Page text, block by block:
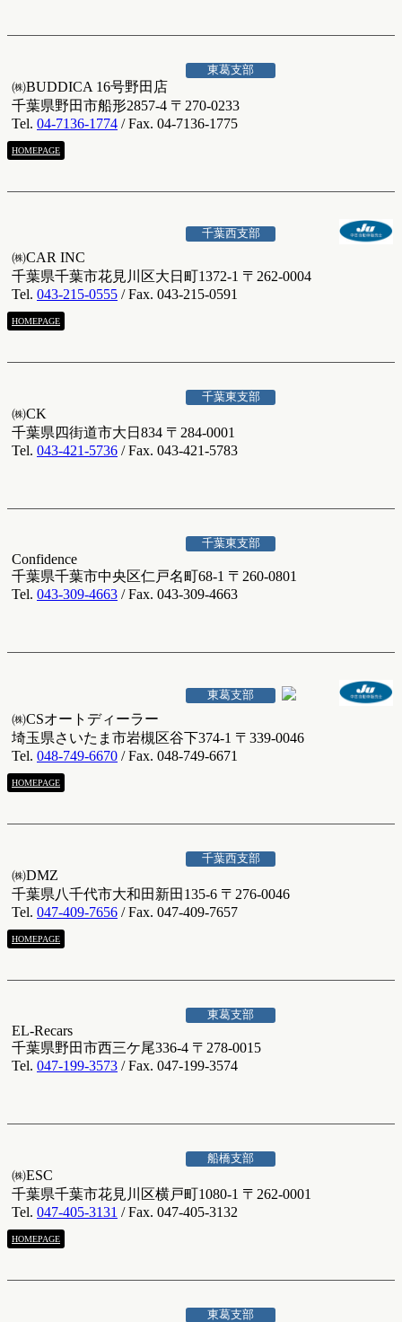
東葛支部
㈱BUDDICA 16号野田店
千葉県野田市船形2857-4 〒270-0233
Tel. 04-7136-1774 / Fax. 04-7136-1775
HOMEPAGE
千葉西支部
㈱CAR INC
千葉県千葉市花見川区大日町1372-1 〒262-0004
Tel. 043-215-0555 / Fax. 043-215-0591
HOMEPAGE
千葉東支部
㈱CK
千葉県四街道市大日834 〒284-0001
Tel. 043-421-5736 / Fax. 043-421-5783
千葉東支部
Confidence
千葉県千葉市中央区仁戸名町68-1 〒260-0801
Tel. 043-309-4663 / Fax. 043-309-4663
東葛支部
㈱CSオートディーラー
埼玉県さいたま市岩槻区谷下374-1 〒339-0046
Tel. 048-749-6670 / Fax. 048-749-6671
HOMEPAGE
千葉西支部
㈱DMZ
千葉県八千代市大和田新田135-6 〒276-0046
Tel. 047-409-7656 / Fax. 047-409-7657
HOMEPAGE
東葛支部
EL-Recars
千葉県野田市西三ケ尾336-4 〒278-0015
Tel. 047-199-3573 / Fax. 047-199-3574
船橋支部
㈱ESC
千葉県千葉市花見川区横戸町1080-1 〒262-0001
Tel. 047-405-3131 / Fax. 047-405-3132
HOMEPAGE
東葛支部